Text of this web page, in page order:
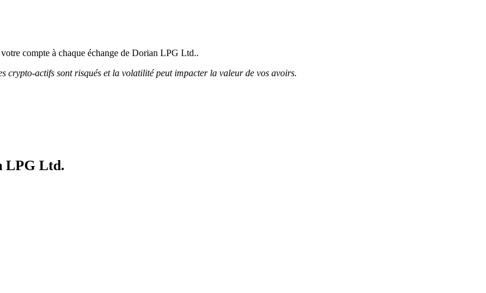
compte à chaque échange de Dorian LPG Ltd..
crypto-actifs sont risqués et la volatilité peut impacter la valeur de vos avoirs.
LPG Ltd.